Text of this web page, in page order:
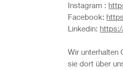
Instagram :
Facebook:
Linkedin:
Wir unterhalten
sie dort über